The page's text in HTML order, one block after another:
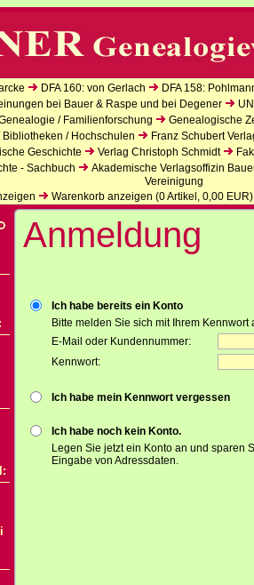
DFA 160: von Gerlach
DFA 158:
bei Bauer & Raspe und bei Degener
/ Familienforschung
Genealogische
Bibliotheken / Hochschulen
Franz Schubert
Geschichte Verlag Christoph Schmidt
- Sachbuch
Akademische Verlagsoffizin
Vereinigung
Warenkorb anzeigen (0Artikel, 0,00 EUR)
Anmeldung
Ich habe bereits ein Konto
Bitte melden Sie sich mit Ihrem Kennwort
E-Mail oder Kundennummer:
Kennwort:
Ich habe mein Kennwort vergessen
Ich habe noch kein Konto.
Legen Sie jetzt ein Konto an und sparen
Eingabe von Adressdaten.